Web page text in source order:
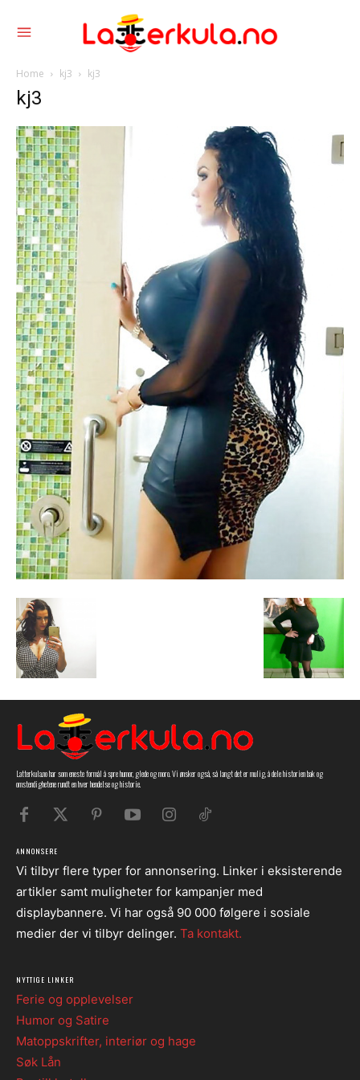
Home kj3 kj3
kj3
Latterkula.no har som eneste formål å spre humor, glede og moro. Vi ønsker også, så langt det er mulig, å dele historien bak og
omstendighetene rundt en hver hendelse og historie.
ANNONSERE
Vi tilbyr flere typer for annonsering. Linker i eksisterende
artikler samt muligheter for kampanjer med
displaybannere. Vi har også 90 000 følgere i sosiale
medier der vi tilbyr delinger. Ta kontakt.
NYTTIGE LINKER
Ferie og opplevelser
Humor og Satire
Matoppskrifter, interiør og hage
Søk Lån